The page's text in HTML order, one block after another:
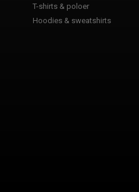
T-shirts & poloer
Hoodies & sweatshirts